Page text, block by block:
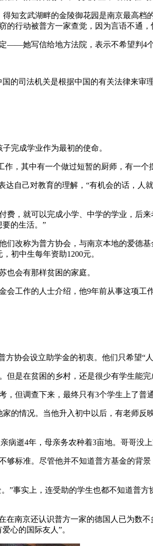
知玄武湖畔的金陵御花园是南京最高档
行动被普方一家查觉，因为言语不通，
——她写信给地方法院，表示不希望判4个
的司法机关是根据中国的有关法律来审
完成学业作为最初的使命。
，其中有一个做过短暂的厨师，有一个
自己对教育的理解，“有机会的话，人
，就可以完成小学、中学的学业，后
的生活。”
改称为普方协会，与南京本地的爱德
初中生每年资助1200元。
也会有那样贫困的家庭。
工作的人士介绍，他9年前从事这项工
协会设立助学金的初衷。他们只希望“
是在贫困的乡村，还是很少有学生能完
但调查下来，最终只有3个学生上了普
的情况。当他升入初中以后，有老师反
病逝4年，母亲务农种着3亩地。哥哥
标准。尽管他并不知道普方基金的背
”事实上，连受助的学生也都不知道普
南京还认识普方一家的德国人已为数不
心的国际友人”。